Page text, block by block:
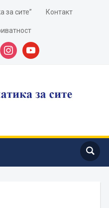
за сите” Контакт
instagramyoutube